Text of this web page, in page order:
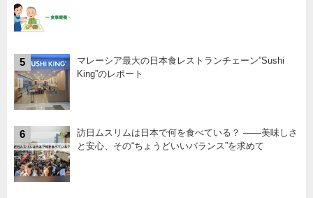
5
マレーシア最大の日本食レストランチェーン”Sushi
King”のレポート
6
訪日ムスリムは日本で何を食べている？ ――美味しさ
と安心、その“ちょうどいいバランス”を求めて